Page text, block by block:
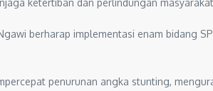
ketertiban dan perlindungan
berharap implementasi enam bidang
penurunan angka stunting,